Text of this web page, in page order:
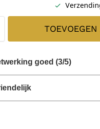
TOEVOEGEN
goed (3/5)